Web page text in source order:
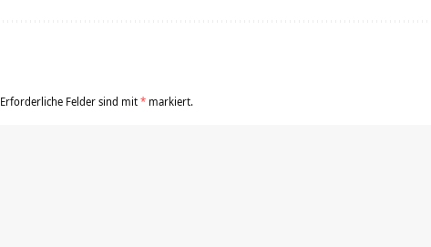
Erforderliche Felder sind mit* markiert.